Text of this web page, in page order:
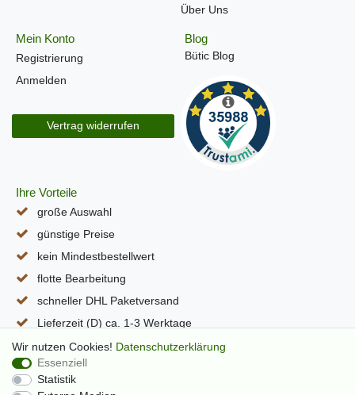
Über Uns
Mein Konto
Registrierung
Anmelden
Vertrag widerrufen
Blog
Bütic Blog
Ihre Vorteile
große Auswahl
günstige Preise
kein Mindestbestellwert
flotte Bearbeitung
schneller DHL Paketversand
Lieferzeit (D) ca. 1-3 Werktage
alle Seiten per SSL verschlüsselt
Wir nutzen Cookies! Daten­schutz­erklärung
Essenziell
Statistik